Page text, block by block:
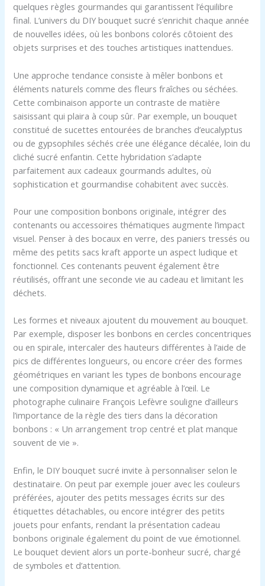
quelques règles gourmandes qui garantissent l’équilibre
final. L’univers du DIY bouquet sucré s’enrichit chaque année
de nouvelles idées, où les bonbons colorés côtoient des
objets surprises et des touches artistiques inattendues.
Une approche tendance consiste à mêler bonbons et
éléments naturels comme des fleurs fraîches ou séchées.
Cette combinaison apporte un contraste de matière
saisissant qui plaira à coup sûr. Par exemple, un bouquet
constitué de sucettes entourées de branches d’eucalyptus
ou de gypsophiles séchés crée une élégance décalée, loin du
cliché sucré enfantin. Cette hybridation s’adapte
parfaitement aux cadeaux gourmands adultes, où
sophistication et gourmandise cohabitent avec succès.
Pour une composition bonbons originale, intégrer des
contenants ou accessoires thématiques augmente l’impact
visuel. Penser à des bocaux en verre, des paniers tressés ou
même des petits sacs kraft apporte un aspect ludique et
fonctionnel. Ces contenants peuvent également être
réutilisés, offrant une seconde vie au cadeau et limitant les
déchets.
Les formes et niveaux ajoutent du mouvement au bouquet.
Par exemple, disposer les bonbons en cercles concentriques
ou en spirale, intercaler des hauteurs différentes à l’aide de
pics de différentes longueurs, ou encore créer des formes
géométriques en variant les types de bonbons encourage
une composition dynamique et agréable à l’œil. Le
photographe culinaire François Lefèvre souligne d’ailleurs
l’importance de la règle des tiers dans la décoration
bonbons : « Un arrangement trop centré et plat manque
souvent de vie ».
Enfin, le DIY bouquet sucré invite à personnaliser selon le
destinataire. On peut par exemple jouer avec les couleurs
préférées, ajouter des petits messages écrits sur des
étiquettes détachables, ou encore intégrer des petits
jouets pour enfants, rendant la présentation cadeau
bonbons originale également du point de vue émotionnel.
Le bouquet devient alors un porte-bonheur sucré, chargé
de symboles et d’attention.